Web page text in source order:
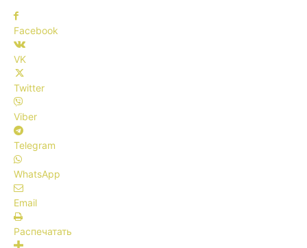
Facebook
VK
Twitter
Viber
Telegram
WhatsApp
Email
Распечатать